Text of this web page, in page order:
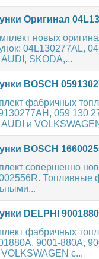
Оригинал
новых
04L130277AL,
SKODA,...
BOSCH
фабричных
059 130
и
BOSCH
совершенно
Топливные
DELPHI
фабричных
9001-880A,
с...